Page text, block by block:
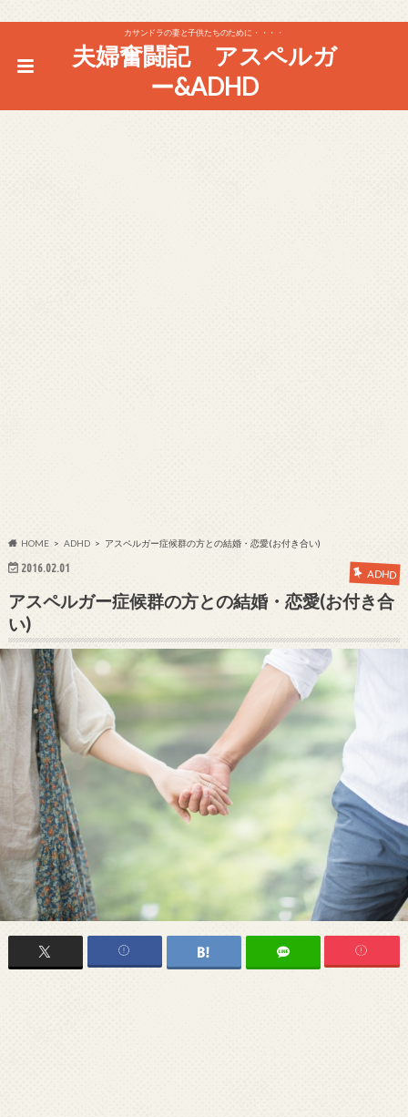
カサンドラの妻と子供たちのために・・・・
夫婦奮闘記 アスペルガ
ー&ADHD
HOME ADHD アスペルガー症候群の方との結婚・恋愛(お付き合い)
2016.02.01 ADHD
アスペルガー症候群の方との結婚・恋愛(お付き合
い)